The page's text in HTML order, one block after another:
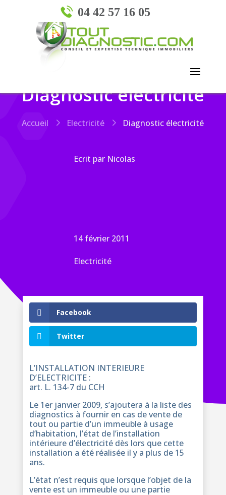
04 42 57 16 05
Diagnostic électricité
Accueil Electricité Diagnostic électricité
Ecrit par Nicolas
14 février 2011
Electricité
Facebook
Twitter
L’INSTALLATION INTERIEURE
D’ELECTRICITE :
art. L. 134-7 du CCH
Le 1er janvier 2009, s’ajoutera à la liste des
diagnostics à fournir en cas de vente de
tout ou partie d’un immeuble à usage
d’habitation, l’état de l’installation
intérieure d’électricité dès lors que cette
installation a été réalisée il y a plus de 15
ans.
L’état n’est requis que lorsque l’objet de la
vente est un immeuble ou une partie